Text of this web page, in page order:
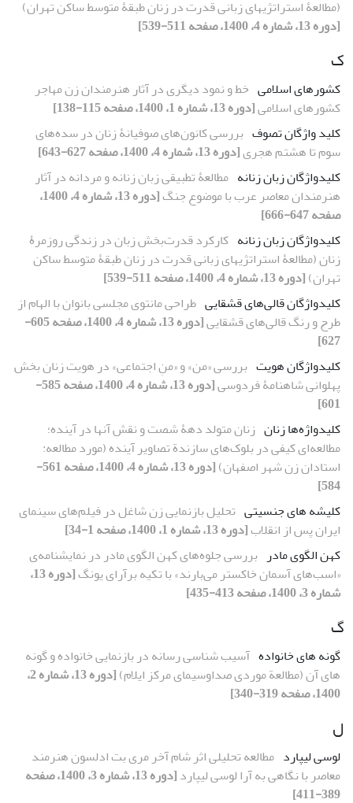
(مطالعۀ استراتژی‏های زبانی قدرت در زنان طبقۀ متوسط ساکن تهران)
[دوره 13، شماره 4، 1400، صفحه 511-539]
ک
کشورهای اسلامی خط و نمود دیگری در آثار هنرمندان زن مهاجر
کشورهای اسلامی[دوره 13، شماره 1، 1400، صفحه 115-138]
کلید واژگان تصوف بررسی کانون‌‌های صوفیانۀ زنان در سده‌‌های
سوم تا هشتم هجری[دوره 13، شماره 4، 1400، صفحه 627-643]
کلیدواژگان زبان ‌‌زنانه مطالعۀ تطبیقی زبان زنانه و مردانه در آثار
هنرمندان معاصر عرب با موضوع جنگ
[دوره 13، شماره 4، 1400،
صفحه 647-666]
کلیدواژگان زبان زنانه کارکرد قدرت‌بخش زبان در زندگی روزمرۀ
زنان (مطالعۀ استراتژی‏های زبانی قدرت در زنان طبقۀ متوسط ساکن
تهران)[دوره 13، شماره 4، 1400، صفحه 511-539]
کلیدواژگان قالی‌‌های قشقایی طراحی مانتوی مجلسی بانوان با الهام از
طرح و رنگ قالی‌های قشقایی
[دوره 13، شماره 4، 1400، صفحه 605-
627]
کلیدواژگان هویت بررسی «من» و «منِ اجتماعی» در هویت زنان بخش
پهلوانی شاهنامۀ فردوسی
[دوره 13، شماره 4، 1400، صفحه 585-
601]
کلیدواژه‌ها زنان زنان متولد دهۀ شصت و نقش آنها در آینده؛
مطالعه‌ای کیفی در بلوک‌های سازندة تصاویر آینده (مورد مطالعه:
استادان زن شهر اصفهان)
[دوره 13، شماره 4، 1400، صفحه 561-
584]
کلیشه ‏های جنسیتی تحلیل بازنمایی زن شاغل در فیلم‌های سینمای
ایران پس از انقلاب[دوره 13، شماره 1، 1400، صفحه 1-34]
کهن الگوی مادر بررسی جلوه‌های کهن الگوی مادر در نمایشنامه‌ی
«اسب‌های آسمان خاکستر می‌بارند» با تکیه برآرای یونگ
[دوره 13،
شماره 3، 1400، صفحه 413-435]
گ
گونه ‏های خانواده آسیب‏ شناسی رسانه در بازنمایی خانواده و گونه
‏های آن (مطالعة موردی صداوسیمای مرکز ایلام)
[دوره 13، شماره 2،
1400، صفحه 319-340]
ل
لوسی لیپارد مطالعه تحلیلی اثر شام آخر مری بت ادلسون هنرمند
معاصر با نگاهی به آرا لوسی لیپارد
[دوره 13، شماره 3، 1400، صفحه
389-411]